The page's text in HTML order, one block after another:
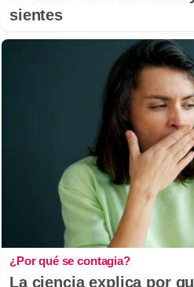
sientes
¿Por qué se contagia?
La ciencia explica por